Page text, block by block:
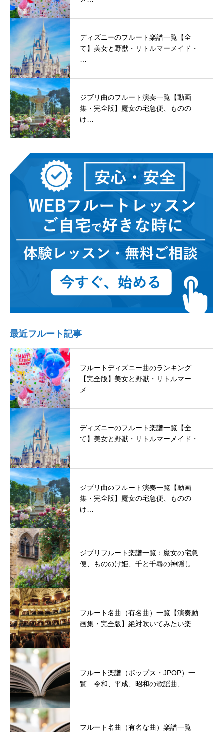
ディズニーのフルート楽譜一覧【全
て】美女と野獣・リトルマーメイド・
…
ジブリ曲のフルート演奏一覧【動画
集・完全版】魔女の宅急便、ものの
け…
最近フルート記事
フルートディズニー曲のランキング
【完全版】美女と野獣・リトルマー
メ…
ディズニーのフルート楽譜一覧【全
て】美女と野獣・リトルマーメイド・
ジブリ曲のフルート演奏一覧【動画
集・完全版】魔女の宅急便、ものの
け…
ジブリフルート楽譜一覧：魔女の宅急
便、もののけ姫、千と千尋の神隠し…
フルート名曲（有名曲）一覧【演奏動
画集・完全版】絶対吹いてみたい楽…
フルート楽譜（ポップス・JPOP）一
覧 令和、平成、昭和の歌謡曲、…
フルート名曲（有名な曲）楽譜一覧